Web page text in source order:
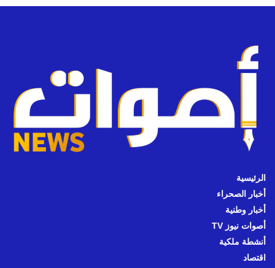
الرئيسية
أخبار الصحراء
أخبار وطنية
أصوات نيوز TV
أنشطة ملكية
اقتصاد